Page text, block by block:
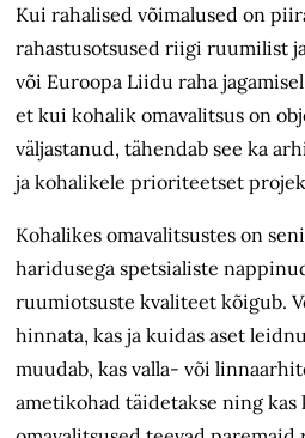
Kui rahalised võimalused on
rahastusotsused riigi ruumilist
või Euroopa Liidu raha
et kui kohalik omavalitsus on
väljastanud, tähendab see ka
ja kohalikele prioriteetset
Kohalikes omavalitsustes on
haridusega spetsialiste
ruumiotsuste kvaliteet kõigub.
hinnata, kas ja kuidas aset
muudab, kas valla- või
ametikohad täidetakse ning kas